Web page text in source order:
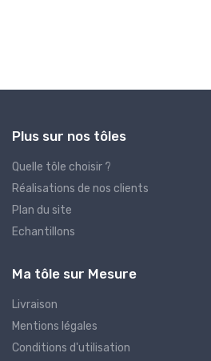
Plus sur nos tôles
Quelle tôle choisir ?
Réalisations de nos clients
Plan du site
Echantillons
Ma tôle sur Mesure
Livraison
Mentions légales
Conditions d'utilisation